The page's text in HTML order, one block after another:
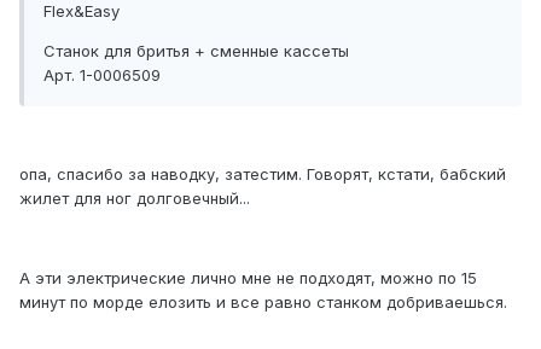
Flex&Easy
Станок для бритья + сменные кассеты
Арт. 1-0006509
опа, спасибо за наводку, затестим. Говорят, кстати, бабский
жилет для ног долговечный...
А эти электрические лично мне не подходят, можно по 15
минут по морде елозить и все равно станком добриваешься.